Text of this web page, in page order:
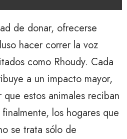
de donar, ofrecerse
hacer correr la voz
como Rhoudy. Cada
a un impacto mayor,
estos animales reciban
los hogares que
se trata sólo de